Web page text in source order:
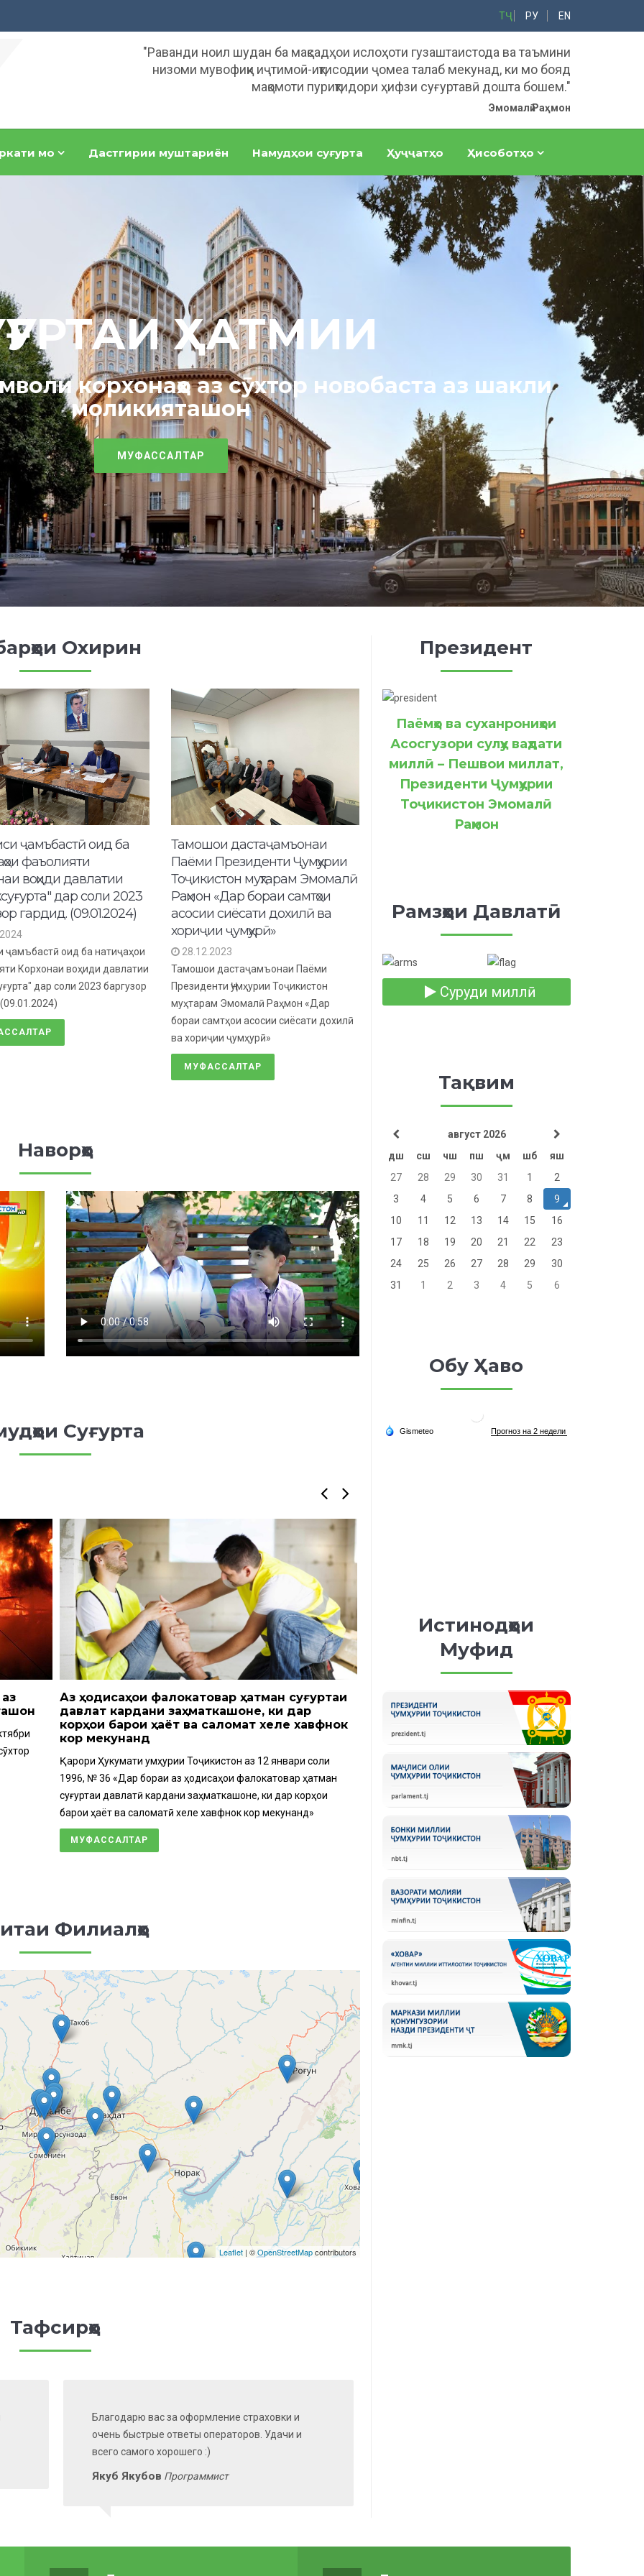
ТҶ РУ EN
"Раванди ноил шудан ба мақсадҳои ислоҳоти гузаштаистода ва таъмини
низоми мувофиқи иҷтимоӣ-иқтисодии ҷомеа талаб мекунад, ки мо бояд
мақомоти пуриқтидори ҳифзи суғуртавӣ дошта бошем."
Эмомалӣ Раҳмон
мо Дастгирии муштариён Намудҳои суғурта Ҳуҷҷатҳо Ҳисоботҳо
ҲАТМИИ
корхонаҳо аз сӯхтор новобаста аз шакли
моликияташон
МУФАССАЛТАР
Охирин
ҷамъбастӣ оид ба
фаъолияти
воҳиди давлатии
дар соли 2023
гардид. (09.01.2024)
ҷамъбастӣ оид ба натиҷаҳои
Корхонаи воҳиди давлатии
дар соли 2023 баргузор
Тамошои дастаҷамъонаи
Паёми Президенти Ҷумҳурии
Тоҷикистон муҳтарам Эмомалӣ
Раҳмон «Дар бораи самтҳои
асосии сиёсати дохилӣ ва
хориҷии ҷумҳурӣ»
28.12.2023
Тамошои дастаҷамъонаи Паёми
Президенти Ҷумҳурии Тоҷикистон
муҳтарам Эмомалӣ Раҳмон «Дар
бораи самтҳои асосии сиёсати дохилӣ
ва хориҷии ҷумҳурӣ»
МУФАССАЛТАР
Наворҳо
Суғурта
Аз ҳодисаҳои фалокатовар ҳатман суғуртаи
давлатӣ кардани заҳматкашоне, ки дар
корҳои барои ҳаёт ва саломатӣ хеле хавфнок
кор мекунанд
Қарори Ҳукумати Ҷумҳурии Тоҷикистон аз 12 январи соли
1996, № 36 «Дар бораи аз ҳодисаҳои фалокатовар ҳатман
суғуртаи давлатӣ кардани заҳматкашоне, ки дар корҳои
барои ҳаёт ва саломатӣ хеле хавфнок кор мекунанд»
МУФАССАЛТАР
Суғуртаи ҳатмии ҷавобгарии гражданию
ҳуқуқии соҳибони воситаҳои нақлиет
Дар асоси Қонуни Ҷумҳурии Тоҷикистон «Дар бораи
ҳатмии чавобгарии гражданию ҳуқуқии соҳибони
нақлиёт» аз 7 августи соли 2020, № 1719
МУФАССАЛТАР
Филиалҳо
Leaflet| ©OpenStreetMapcontributors
Тафсирҳо
Благодарю вас за оформление страховки и
очень быстрые ответы операторов. Удачи и
всего самого хорошего :)
Якуб Якубов Программист
Президент
Паёмҳо ва суханрониҳои
Асосгузори сулҳу ваҳдати
миллӣ – Пешвои миллат,
Президенти Ҷумҳурии
Тоҷикистон Эмомалӣ
Раҳмон
Рамзҳои Давлатӣ
Суруди миллӣ
Тақвим
август 2026
дш
сш чш пш ҷм шб
яш
27
28 29 30 31 1
2
3
4 5 6 7 8
9
10
11 12 13 14 15
16
17
18 19 20 21 22
23
24
25 26 27 28 29
30
31
1 2 3 4 5 6
Обу Ҳаво
Истинодҳои
Муфид